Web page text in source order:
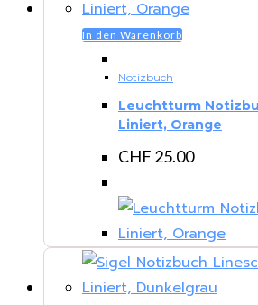
In den Warenkorb
Notizbuch
Leuchtturm
Liniert, Orange
CHF 25.00